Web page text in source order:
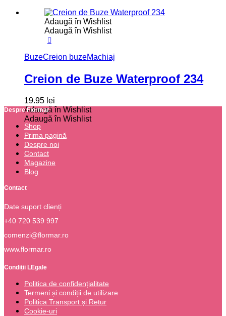
Adaugă în Wishlist
Adaugă în Wishlist
BuzeCreion buzeMachiaj
Creion de Buze Waterproof 234
19.95 lei
Adaugă în Wishlist
Adaugă în Wishlist
Despre Flormar
Shop
Prima pagină
Despre noi
Contact
Magazine
Blog
Contact
Date suport clienți
+40 720 539 997
comenzi@flormar.ro
www.flormar.ro
Condiții LEgale
Politica de confidențialitate
Termeni și condiții de utilizare
Politica Transport și Retur
Cookie-uri